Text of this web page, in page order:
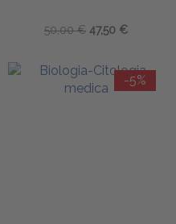
50,00 € 47,50 €
-5%